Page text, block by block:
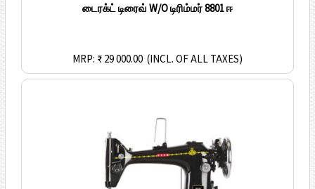
டைரக்ட் டிரைவ் W/O டிரிம்மர் 8801 ஈ
MRP: ₹ 29 000.00 (INCL. OF ALL TAXES)